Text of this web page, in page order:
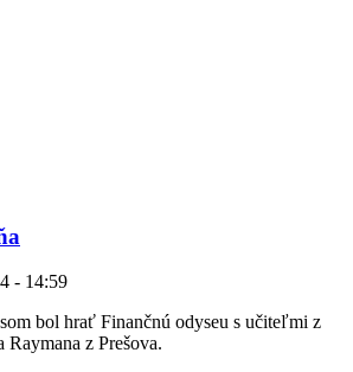
- 14:59
bol hrať Finančnú odyseu s učiteľmi z
Raymana z Prešova.